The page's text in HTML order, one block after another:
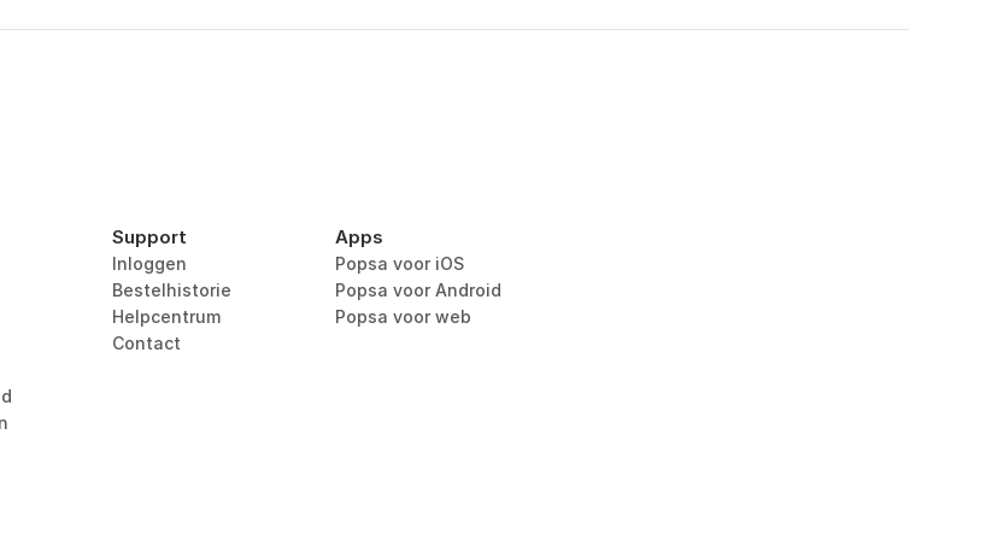
Support
Inloggen
Bestelhistorie
Helpcentrum
Contact
Apps
Popsa voor iOS
Popsa voor Android
Popsa voor web